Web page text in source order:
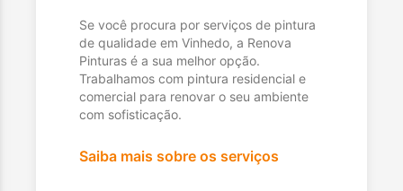
Se você procura por serviços de pintura
de qualidade em Vinhedo, a Renova
Pinturas é a sua melhor opção.
Trabalhamos com pintura residencial e
comercial para renovar o seu ambiente
com sofisticação.
Saiba mais sobre os serviços